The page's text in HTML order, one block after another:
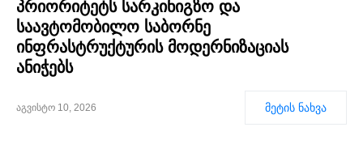
პრიორიტეტს სარკინიგზო და
საავტომობილო საბორნე
ინფრასტრუქტურის მოდერნიზაციას
ანიჭებს
აგვისტო 10, 2026 მეტის ნახვა